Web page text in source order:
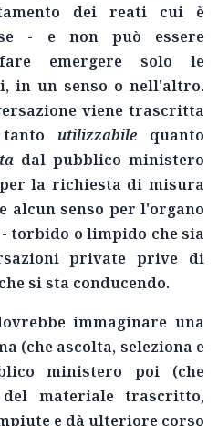
dei reati cui è
- e non può essere
emergere solo le
in un senso o nell'altro.
viene trascritta
utilizzabile quanto
dal pubblico ministero
la richiesta di misura
alcun senso per l'organo
torbido o limpido che sia
private prive di
si sta conducendo.
immaginare una
(che ascolta, seleziona e
ministero poi (che
materiale trascritto,
e dà ulteriore corso